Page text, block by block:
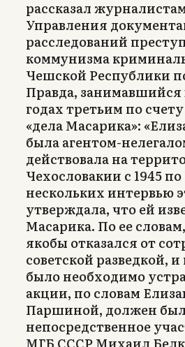
рассказал
Управления
расследований
коммунизма
Чешской Республики
Правда, занимавшийся
годах третьим по
«дела Масарика»:
была агентом-
действовала на
Чехословакии с 1945 по
нескольких интервью
утверждала, что ей
Масарика. По ее
якобы отказался от
советской разведкой,
было необходимо
акции, по словам
Паршиной, должен
непосредственное
МГБ СССР Михаил